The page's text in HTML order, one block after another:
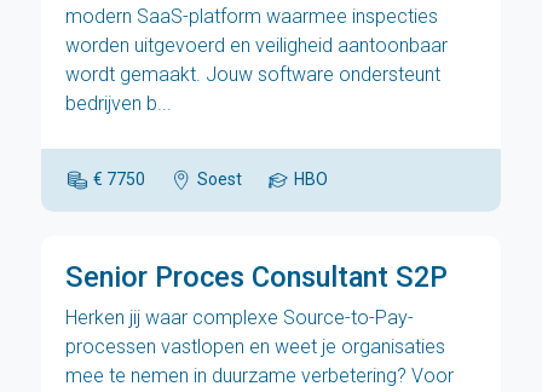
modern SaaS-platform waarmee inspecties
worden uitgevoerd en veiligheid aantoonbaar
wordt gemaakt. Jouw software ondersteunt
bedrijven b...
€ 7750 Soest HBO
Senior Proces Consultant S2P
Herken jij waar complexe Source-to-Pay-
processen vastlopen en weet je organisaties
mee te nemen in duurzame verbetering? Voor